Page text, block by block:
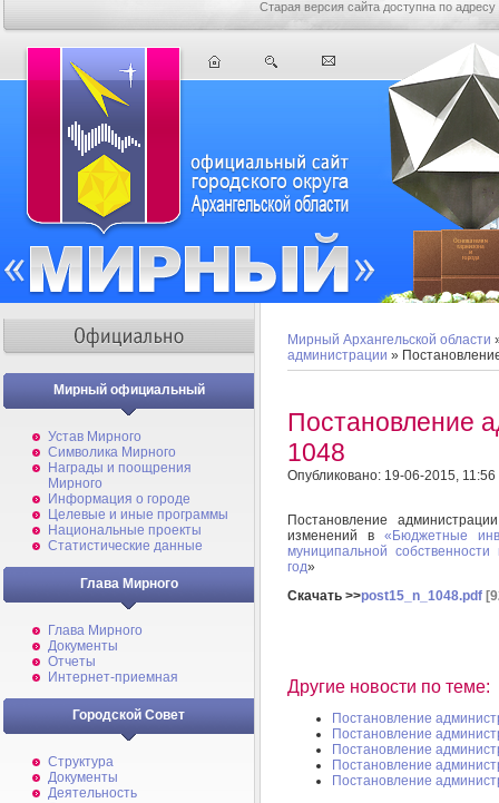
Старая версия сайта доступна по адресу
Мирный официальный
Устав Мирного
Символика Мирного
Награды и поощрения
Мирного
Информация о городе
Целевые и иные программы
Национальные проекты
Статистические данные
Глава Мирного
Глава Мирного
Документы
Отчеты
Интернет-приемная
Городской Совет
Структура
Документы
Деятельность
Мирный Архангельской области
администрации »
Постановление
1048
Опубликовано: 19-06-2015, 11:56
Постановление
изменений в «Бюджетные
муниципальной
год»
Скачать >>post15_n_1048.pdf
Другие новости по теме:
Постановление
Постановление
Постановление
Постановление
Постановление